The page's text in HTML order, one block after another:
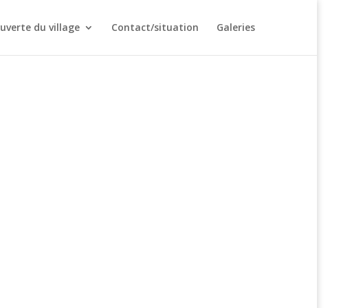
du village Contact/situation Galeries